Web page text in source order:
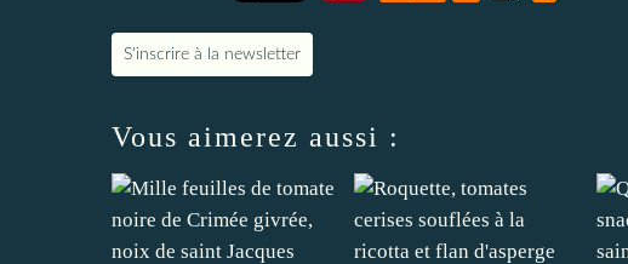
S'inscrire à la newsletter
Vous aimerez aussi :